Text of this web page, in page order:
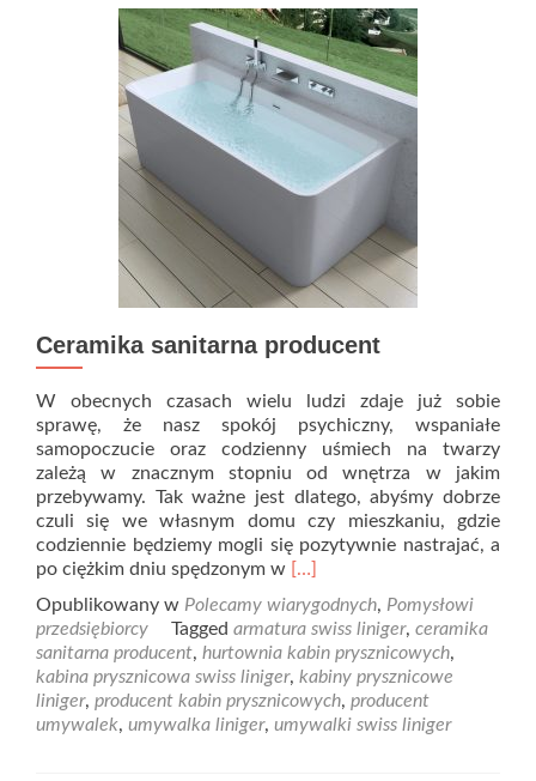
Ceramika sanitarna producent
W obecnych czasach wielu ludzi zdaje już sobie
sprawę, że nasz spokój psychiczny, wspaniałe
samopoczucie oraz codzienny uśmiech na twarzy
zależą w znacznym stopniu od wnętrza w jakim
przebywamy. Tak ważne jest dlatego, abyśmy dobrze
czuli się we własnym domu czy mieszkaniu, gdzie
codziennie będziemy mogli się pozytywnie nastrajać, a
po ciężkim dniu spędzonym w Read
about
Ceramika
sanitarna
producent
[…]
Opublikowany w Polecamy wiarygodnych, Pomysłowi
przedsiębiorcy
Tagged armatura swiss liniger, ceramika
sanitarna producent, hurtownia kabin prysznicowych,
kabina prysznicowa swiss liniger, kabiny prysznicowe
liniger, producent kabin prysznicowych, producent
umywalek, umywalka liniger, umywalki swiss liniger